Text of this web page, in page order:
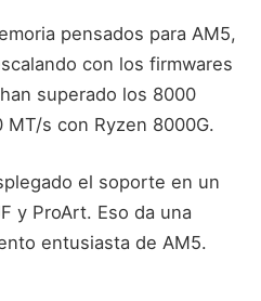
pensados para AM5,
con los firmwares
superado los 8000
s con Ryzen 8000G.
el soporte en un
y ProArt. Eso da una
entusiasta de AM5.